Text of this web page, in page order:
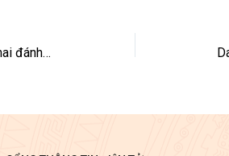
NAFOSTED tổ chức Hội nghị triển khai đánh giá xét chọn đề tài NCCB trong KHTN&KT đợt 1 năm 2017